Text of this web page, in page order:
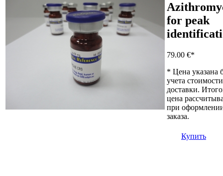
for peak
79.00 €*
* Цена указана
учета стоимости
доставки.
цена
при
заказа.
Купить